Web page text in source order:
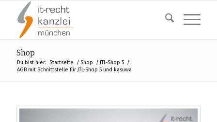
Shop
Du bist hier: Startseite / Shop / JTL-Shop 5 /
AGB mit Schnittstelle für JTL-Shop 5 und kasuwa